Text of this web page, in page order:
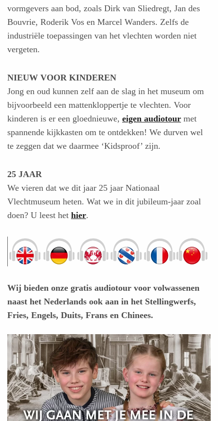
vormgevers aan bod, zoals Dirk van Sliedregt, Jan des
Bouvrie, Roderik Vos en Marcel Wanders. Zelfs de
industriële toepassingen van het vlechten worden niet
vergeten.
NIEUW VOOR KINDEREN
Jong en oud kunnen zelf aan de slag in het museum om
bijvoorbeeld een mattenkloppertje te vlechten. Voor
kinderen is er een gloednieuwe, eigen audiotour met
spannende kijkkasten om te ontdekken! We durven wel
te zeggen dat we daarmee ‘Kidsproof’ zijn.
25 JAAR
We vieren dat we dit jaar 25 jaar Nationaal
Vlechtmuseum heten. Wat we in dit jubileum-jaar zoal
doen? U leest het hier.
Wij bieden onze gratis audiotour voor volwassenen
naast het Nederlands ook aan in het Stellingwerfs,
Fries, Engels, Duits, Frans en Chinees.